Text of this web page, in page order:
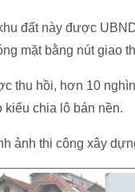
đất này được
mặt bằng nút giao
thu hồi, hơn 10
chia lô bán nền.
ảnh thi công xây